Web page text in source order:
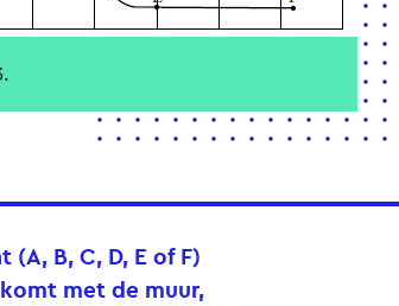
B, C, D, E of F)
met de muur,